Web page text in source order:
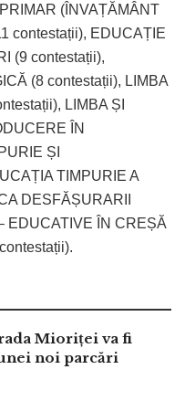
(ÎNVAȚĂMÂNT
contestații), EDUCAȚIE
(9 contestații),
(8 contestații), LIMBA
LIMBA ȘI
ÎN
ȘI
TIMPURIE A
DESFĂȘURARII
EDUCATIVE ÎN CREȘĂ
Mioriței va fi
noi parcări